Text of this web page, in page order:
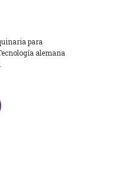
para
alemana